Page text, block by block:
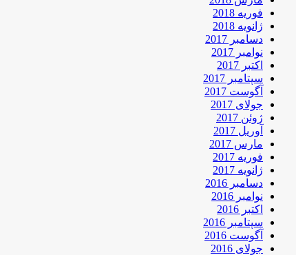
فوریه 2018
ژانویه 2018
دسامبر 2017
نوامبر 2017
اکتبر 2017
سپتامبر 2017
آگوست 2017
جولای 2017
ژوئن 2017
آوریل 2017
مارس 2017
فوریه 2017
ژانویه 2017
دسامبر 2016
نوامبر 2016
اکتبر 2016
سپتامبر 2016
آگوست 2016
جولای 2016